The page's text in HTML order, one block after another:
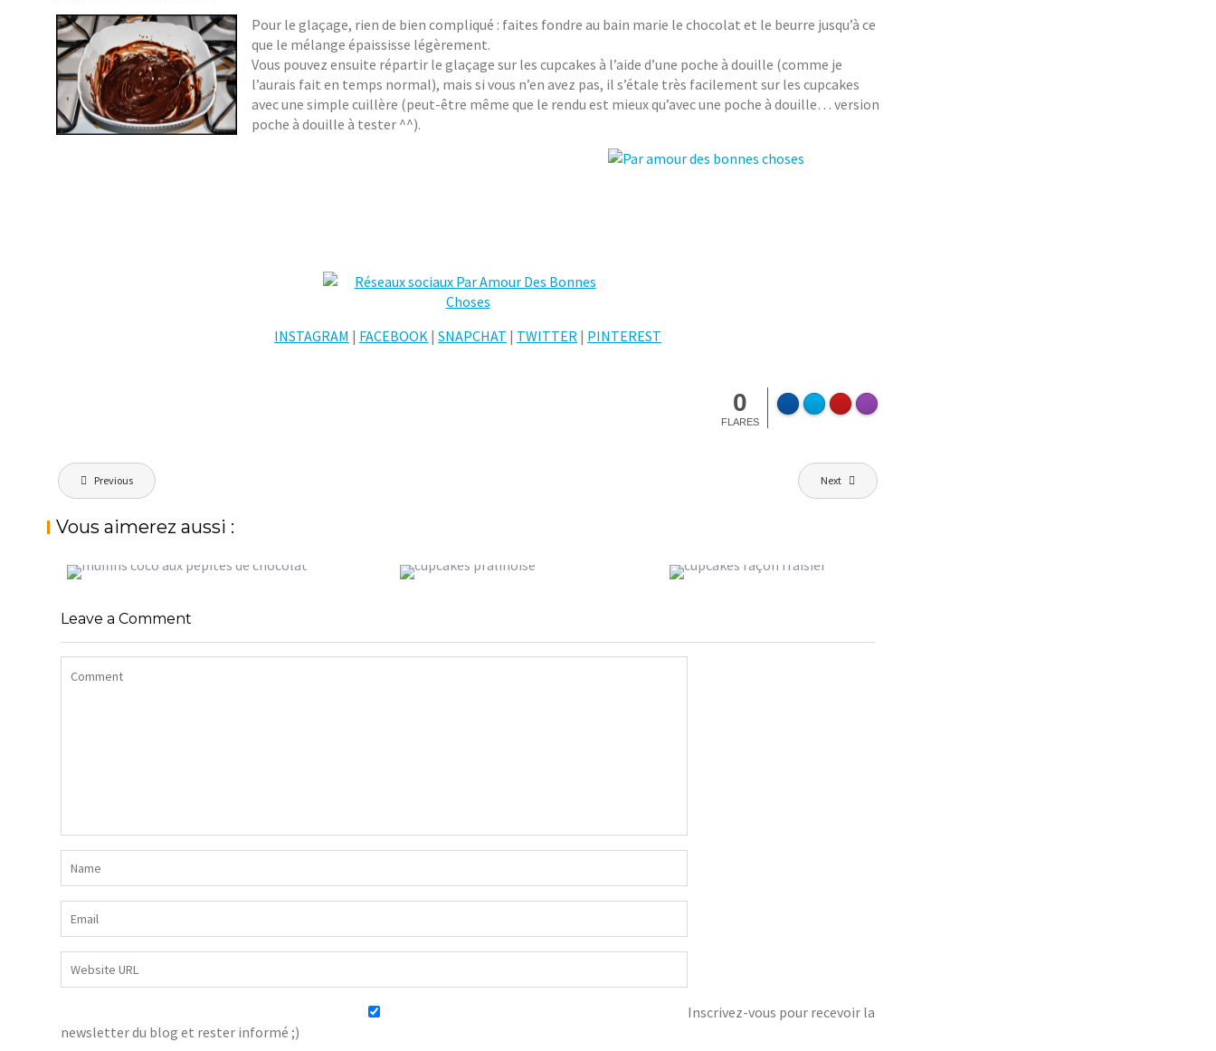
Pour le glaçage, rien de bien compliqué : faites fondre au bain marie le chocolat et le beurre jusqu’à ce
que le mélange épaississe légèrement.
Vous pouvez ensuite répartir le glaçage sur les cupcakes à l’aide d’une poche à douille (comme je
l’aurais fait en temps normal), mais si vous n’en avez pas, il s’étale très facilement sur les cupcakes
avec une simple cuillère (peut-être même que le rendu est mieux qu’avec une poche à douille… version
poche à douille à tester ^^).
INSTAGRAM | FACEBOOK | SNAPCHAT | TWITTER | PINTEREST
0
FLARES
Navigation
de
l’article
Previous Next
Vous aimerez aussi :
MUFFINS COCO AUX PÉPITES DE
GOURMAND
StéphanieM Cupcakes et muffins StéphanieM Cupcakes et muffins StéphanieM Cupcakes et muffins
Leave a Comment
Inscrivez-vous pour recevoir la
newsletter du blog et rester informé ;)